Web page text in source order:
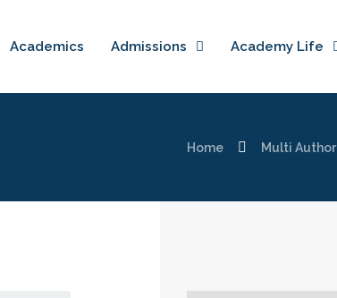
Academics Admissions Academy Life
Home Multi Author